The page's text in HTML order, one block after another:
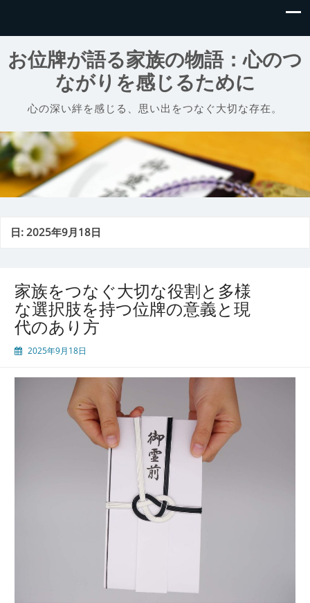
お位牌が語る家族の物語：心のつ
ながりを感じるために
心の深い絆を感じる、思い出をつなぐ大切な存在。
日:2025年9月18日
家族をつなぐ大切な役割と多様
な選択肢を持つ位牌の意義と現
代のあり方
2025年9月18日